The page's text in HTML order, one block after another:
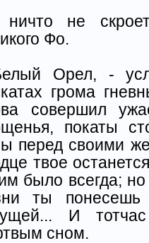
не
Фо.
Орел, -
грома
совершил
покаты
перед своими
твое
было всегда;
ты понесешь
И
сном.